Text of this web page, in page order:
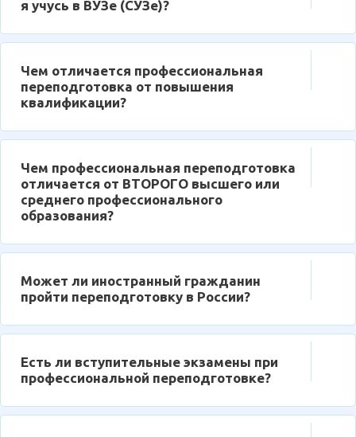
я учусь в ВУЗе (СУЗе)?
Чем отличается профессиональная
переподготовка от повышения
квалификации?
Чем профессиональная переподготовка
отличается от ВТОРОГО высшего или
среднего профессионального
образования?
Может ли иностранный гражданин
пройти переподготовку в России?
Есть ли вступительные экзамены при
профессиональной переподготовке?